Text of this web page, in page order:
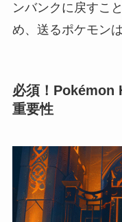
ンバンクに戻すこ
め、送るポケモン
必須！Pokémon
重要性